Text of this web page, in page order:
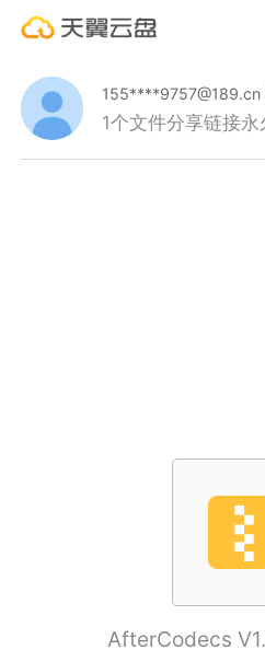
155****9757@189.cn
1个文件分享链接永
AfterCodecs